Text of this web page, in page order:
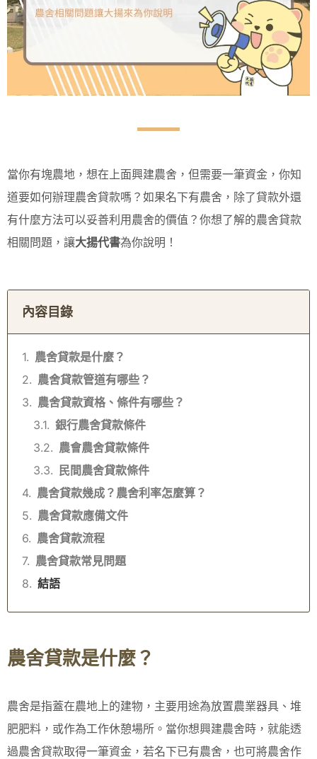
當你有塊農地，想在上面興建農舍，但需要一筆資金，你知
道要如何辦理農舍貸款嗎？如果名下有農舍，除了貸款外還
有什麼方法可以妥善利用農舍的價值？你想了解的農舍貸款
相關問題，讓大揚代書為你說明！
內容目錄
農舍貸款是什麼？
農舍貸款管道有哪些？
農舍貸款資格、條件有哪些？
銀行農舍貸款條件
農會農舍貸款條件
民間農舍貸款條件
農舍貸款幾成？農舍利率怎麼算？
農舍貸款應備文件
農舍貸款流程
農舍貸款常見問題
結語
農舍貸款是什麼？
農舍是指蓋在農地上的建物，主要用途為放置農業器具、堆
肥肥料，或作為工作休憩場所。當你想興建農舍時，就能透
過農舍貸款取得一筆資金，若名下已有農舍，也可將農舍作